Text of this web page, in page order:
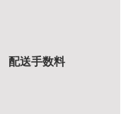
配送手数料